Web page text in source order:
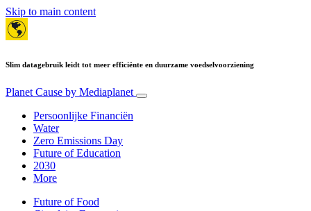
Skip to main content
Slim datagebruik leidt tot meer efficiënte en duurzame voedselvoorziening
Planet Cause by Mediaplanet
Persoonlijke Financiën
Water
Zero Emissions Day
Future of Education
2030
More
Future of Food